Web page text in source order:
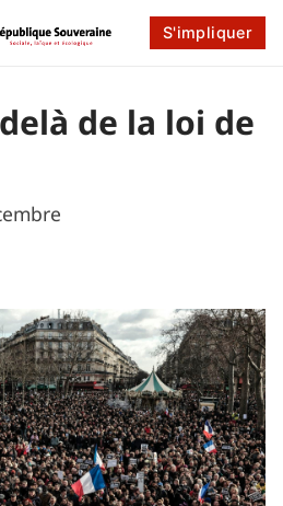
S'impliquer
de la loi de